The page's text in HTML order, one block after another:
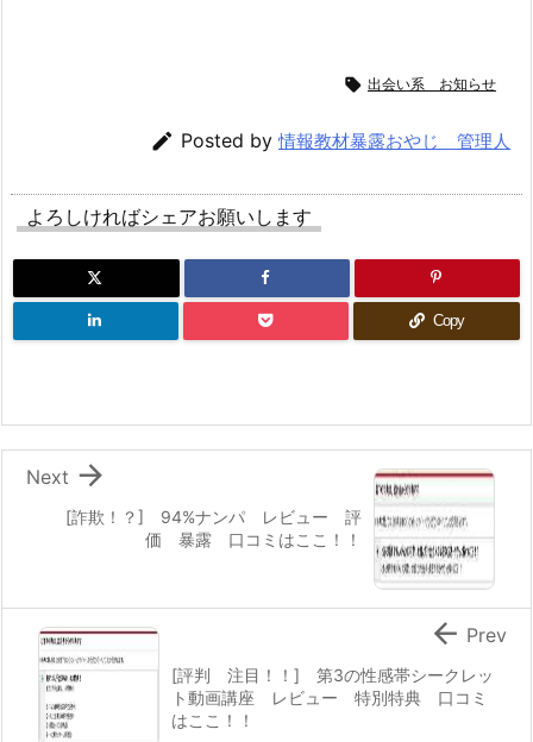
 出会い系 お知らせ
 Posted by情報教材暴露おやじ 管理人
よろしければシェアお願いします
Copy
[詐欺！？] 94%ナンパ レビュー 評
価 暴露 口コミはここ！！

Next
[評判 注目！！] 第3の性感帯シークレッ
ト動画講座 レビュー 特別特典 口コミ
はここ！！
 Prev